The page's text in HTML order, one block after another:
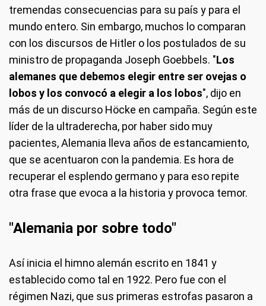
tremendas consecuencias para su país y para el
mundo entero. Sin embargo, muchos lo comparan
con los discursos de Hitler o los postulados de su
ministro de propaganda Joseph Goebbels. "Los
alemanes que debemos elegir entre ser ovejas o
lobos y los convocó a elegir a los lobos", dijo en
más de un discurso Höcke en campaña. Según este
líder de la ultraderecha, por haber sido muy
pacientes, Alemania lleva años de estancamiento,
que se acentuaron con la pandemia. Es hora de
recuperar el esplendo germano y para eso repite
otra frase que evoca a la historia y provoca temor.
"Alemania por sobre todo"
Así inicia el himno alemán escrito en 1841 y
establecido como tal en 1922. Pero fue con el
régimen Nazi, que sus primeras estrofas pasaron a